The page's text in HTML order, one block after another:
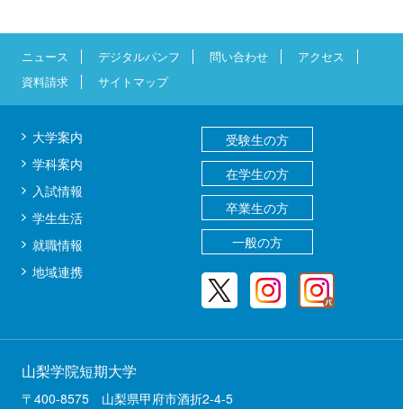
ニュース デジタルパンフ 問い合わせ
アクセス
資料請求
サイトマップ
大学案内
学科案内
入試情報
学生生活
就職情報
地域連携
受験生の方
在学生の方
卒業生の方
一般の方
山梨学院短期大学
〒400-8575 山梨県甲府市酒折2-4-5